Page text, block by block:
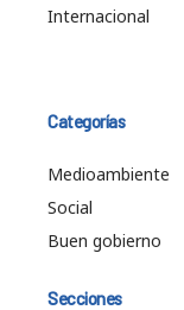
Internacional
Categorías
Medioambiente
Social
Buen gobierno
Secciones